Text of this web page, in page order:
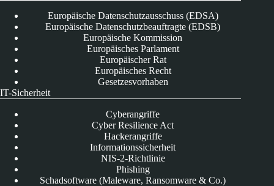
Europäische Datenschutzausschuss (EDSA)
Europäische Datenschutzbeauftragte (EDSB)
Europäische Kommission
Europäisches Parlament
Europäischer Rat
Europäisches Recht
Gesetzesvorhaben
IT-Sicherheit
Cyberangriffe
Cyber Resilience Act
Hackerangriffe
Informationssicherheit
NIS-2-Richtlinie
Phishing
Schadsoftware (Maleware, Ransomware & Co.)